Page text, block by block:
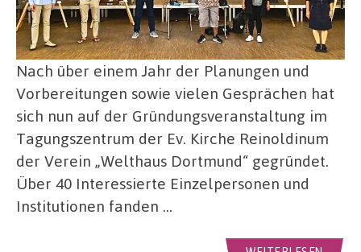
Nach über einem Jahr der Planungen und
Vorbereitungen sowie vielen Gesprächen hat
sich nun auf der Gründungsveranstaltung im
Tagungszentrum der Ev. Kirche Reinoldinum
der Verein „Welthaus Dortmund“ gegründet.
Über 40 Interessierte Einzelpersonen und
Institutionen fanden …